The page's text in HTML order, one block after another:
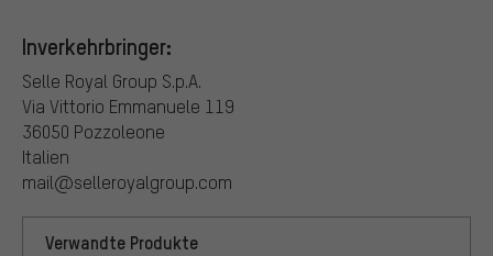
Inverkehrbringer:
Selle Royal Group S.p.A.
Via Vittorio Emmanuele 119
36050 Pozzoleone
Italien
mail@selleroyalgroup.com
Verwandte Produkte